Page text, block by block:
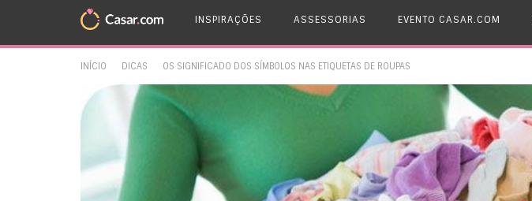
INSPIRAÇÕES ASSESSORIAS EVENTO CASAR.COM
INÍCIO DICAS OS SIGNIFICADO DOS SÍMBOLOS NAS ETIQUETAS DE ROUPAS